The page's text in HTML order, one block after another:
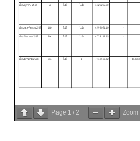
Page 1 / 2 Zoom